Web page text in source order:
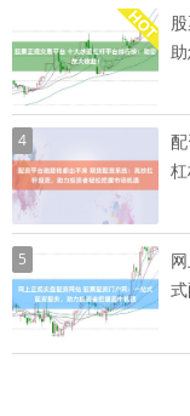
4
5